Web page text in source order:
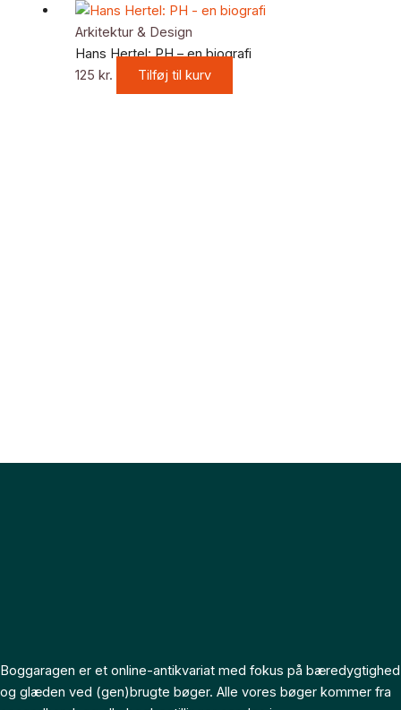
Arkitektur & Design
Hans Hertel: PH – en biografi
125 kr. Tilføj til kurv
Boggaragen er et online-antikvariat med fokus på bæredygtighed
og glæden ved (gen)brugte bøger. Alle vores bøger kommer fra